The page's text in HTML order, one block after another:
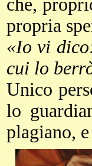
che,
propria
«Io vi
cui lo
Unico
lo
plagiano,